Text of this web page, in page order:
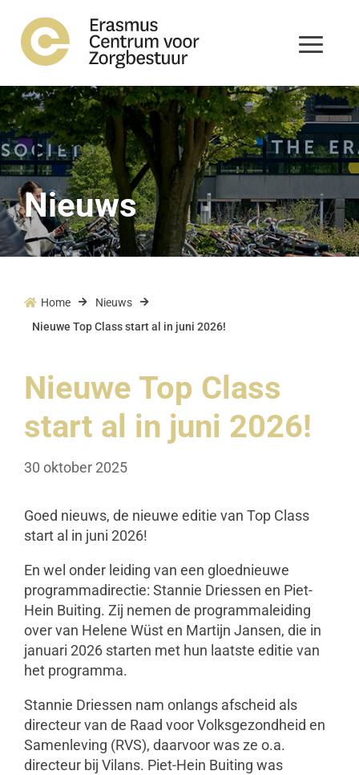
Nieuws
 Home  Nieuws 
Nieuwe Top Class start al in juni 2026!
Nieuwe Top Class
start al in juni 2026!
30 oktober 2025
Goed nieuws, de nieuwe editie van Top Class
start al in juni 2026!
En wel onder leiding van een gloednieuwe
programmadirectie: Stannie Driessen en Piet-
Hein Buiting. Zij nemen de programmaleiding
over van Helene Wüst en Martijn Jansen, die in
januari 2026 starten met hun laatste editie van
het programma.
Stannie Driessen nam onlangs afscheid als
directeur van de Raad voor Volksgezondheid en
Samenleving (RVS), daarvoor was ze o.a.
directeur bij Vilans. Piet-Hein Buiting was